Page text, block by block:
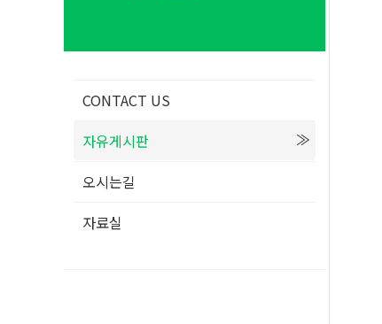
CONTACT US
자유게시판
오시는길
자료실